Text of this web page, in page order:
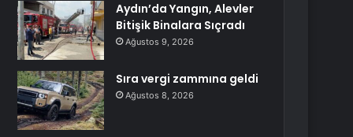
Aydın’da Yangın, Alevler
Bitişik Binalara Sıçradı
Ağustos 9, 2026
Sıra vergi zammına geldi
Ağustos 8, 2026